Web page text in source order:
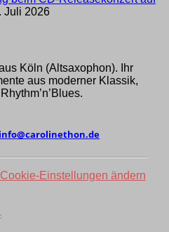
Juli 2026
Köln (Alt­saxo­phon). Ihr
aus moder­ner Klassik,
ed.nohtenilorac@ofni
Cookie-Einstellungen ändern